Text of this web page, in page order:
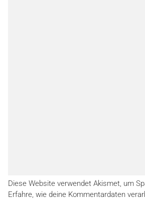
Diese Website verwendet Akismet, um
Erfahre, wie deine Kommentardaten